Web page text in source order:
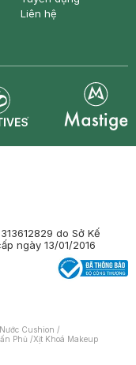
Liên hệ
do Sở Kế
ngày 13/01/2016
Cushion /
Phủ /Xịt Khoá Makeup